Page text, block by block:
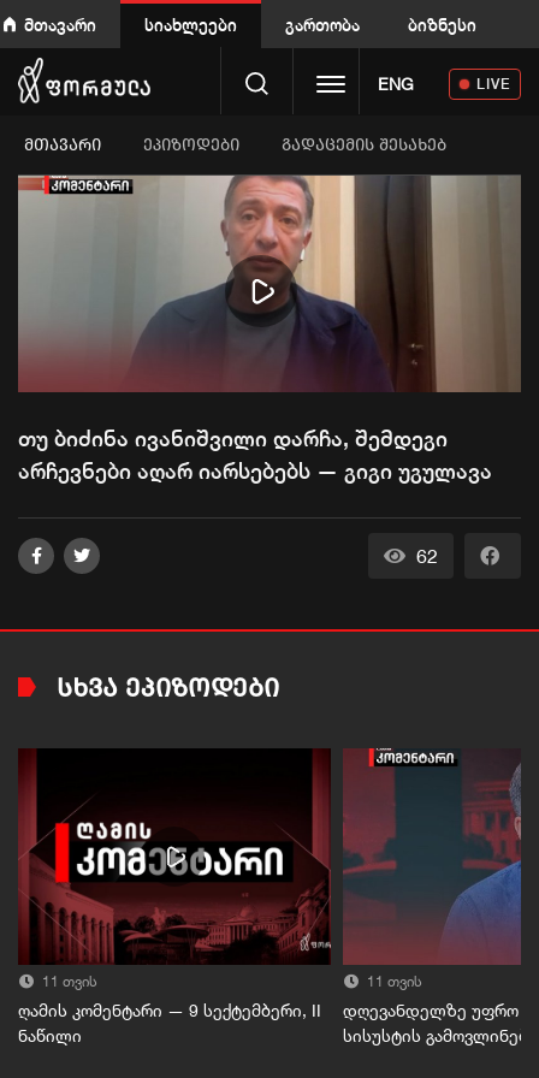
მთავარი სიახლეები გართობა ბიზნესი
Toggle navigation
ENG LIVE
ᲛᲗᲐᲕᲐᲠᲘ ეპიზოდები გადაცემის შესახებ
Play
Video
თუ ბიძინა ივანიშვილი დარჩა, შემდეგი
არჩევნები აღარ იარსებებს — გიგი უგულავა
62
ᲡᲮᲕᲐ ᲔᲞᲘᲖᲝᲓᲔᲑᲘ
11 თვის
ღამის კომენტარი — 9 სექტემბერი, II
ნაწილი
11 თვის
დღევანდელზე უფრო
სისუსტის